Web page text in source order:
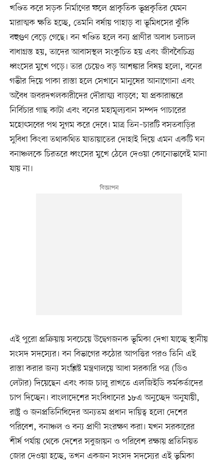
খণ্ডিত করে সড়ক নির্মাণের ফলে প্রাকৃতিক ভূপ্রকৃতির যেমন
মারাত্মক ক্ষতি হচ্ছে, তেমনি বর্ষায় পাহাড় বা ভূমিধসের ঝুঁকি
বহুগুণ বেড়ে গেছে। বন খণ্ডিত হলে বন্য প্রাণীর অবাধ চলাচল
বাধাগ্রস্ত হয়, তাদের আবাসস্থল সংকুচিত হয় এবং জীববৈচিত্র্য
ধ্বংসের মুখে পড়ে। তার চেয়েও বড় আশঙ্কার বিষয় হলো, বনের
গভীর দিয়ে পাকা রাস্তা হলে সেখানে মানুষের আনাগোনা এবং
অবৈধ জবরদখলকারীদের দৌরাত্ম্য বাড়বে; যা প্রকারান্তরে
নির্বিচার গাছ কাটা এবং বনের মহামূল্যবান সম্পদ পাচারের
মহোৎসবের পথ সুগম করে দেবে। মাত্র তিন–চারটি বসতবাড়ির
সুবিধা কিংবা তথাকথিত যাতায়াতের দোহাই দিয়ে এমন একটি ঘন
বনাঞ্চলকে চিরতরে ধ্বংসের মুখে ঠেলে দেওয়া কোনোভাবেই মানা
যায় না।
এই পুরো প্রক্রিয়ায় সবচেয়ে উদ্বেগজনক ভূমিকা দেখা যাচ্ছে স্থানীয়
সংসদ সদস্যের। বন বিভাগের কঠোর আপত্তির পরও তিনি এই
রাস্তা করার জন্য সংশ্লিষ্ট মন্ত্রণালয়ে আধা সরকারি পত্র (ডিও
লেটার) দিয়েছেন এবং কাজ চালু রাখতে এলজিইডি কর্মকর্তাদের
চাপ দিচ্ছেন। বাংলাদেশের সংবিধানের ১৮এ অনুচ্ছেদ অনুযায়ী,
রাষ্ট্র ও জনপ্রতিনিধিদের অন্যতম প্রধান দায়িত্ব হলো দেশের
পরিবেশ, বনাঞ্চল ও বন্য প্রাণী সংরক্ষণ করা। যখন সরকারের
শীর্ষ পর্যায় থেকে দেশের সবুজায়ন ও পরিবেশ রক্ষায় প্রতিনিয়ত
জোর দেওয়া হচ্ছে, তখন একজন সংসদ সদস্যের এই ভূমিকা